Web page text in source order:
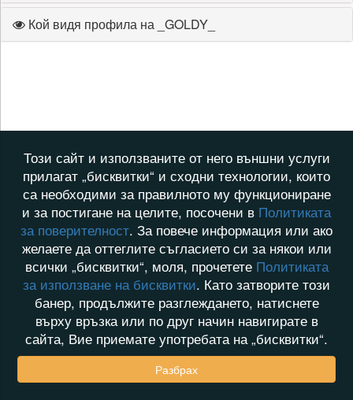
Кой видя профила на _GOLDY_
Този сайт и използваните от него външни услуги
прилагат „бисквитки“ и сходни технологии, които
са необходими за правилното му функциониране
и за постигане на целите, посочени в Политиката
за поверителност. За повече информация или ако
желаете да оттеглите съгласието си за някои или
всички „бисквитки“, моля, прочетете Политиката
за използване на бисквитки. Като затворите този
банер, продължите разглеждането, натиснете
върху връзка или по друг начин навигирате в
сайта, Вие приемате употребата на „бисквитки“.
Разбрах